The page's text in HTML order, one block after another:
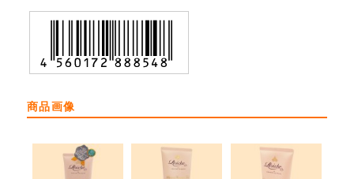
商品画像